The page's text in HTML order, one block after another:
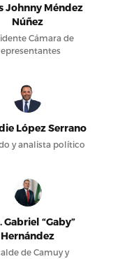
Johnny Méndez
Núñez
Cámara de
López Serrano
y analista político
Gabriel “Gaby”
Hernández
de Camuy y